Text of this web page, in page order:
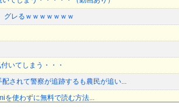
グレるｗｗｗｗｗｗｗ
いてしまう・・・
されて警察が追跡するも農民が追い...
を使わずに無料で読む方法...